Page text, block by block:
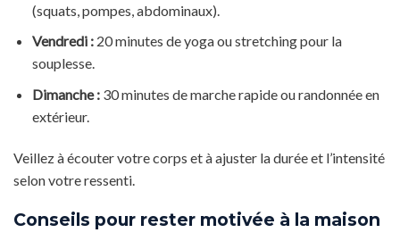
(squats, pompes, abdominaux).
Vendredi :20 minutes de yoga ou stretching pour la
souplesse.
Dimanche :30 minutes de marche rapide ou randonnée en
extérieur.
Veillez à écouter votre corps et à ajuster la durée et l’intensité
selon votre ressenti.
Conseils pour rester motivée à la maison